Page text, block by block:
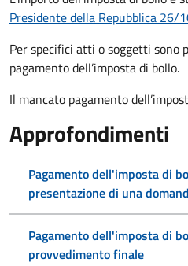
Presidente della Repubblica 26/
Per specifici atti o soggetti sono
pagamento dell’imposta di bollo.
Il mancato pagamento
Approfondimenti
Pagamento dell'imposta di
presentazione di una
Pagamento dell'imposta di
provvedimento finale